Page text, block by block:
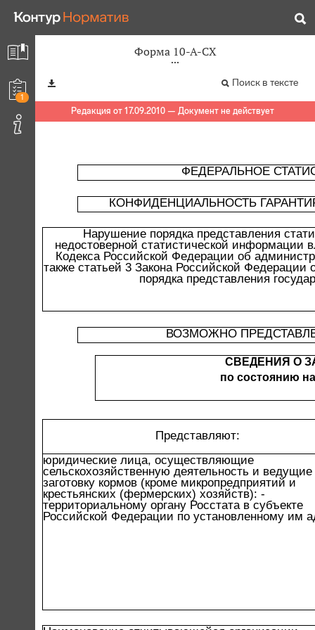
1
Форма 10-А-СХ
Поиск в тексте
Редакция от 17.09.2010 — Документ не действует
ФЕДЕРАЛЬНОЕ
КОНФИДЕНЦИАЛЬНОСТЬ
Нарушение порядка представления
недостоверной статистической информации
Кодекса Российской Федерации об
также статьей 3 Закона Российской
порядка представления
ВОЗМОЖНО
СВЕДЕНИЯ О
по состоянию
Представляют:
юридические лица, осуществляющие
сельскохозяйственную деятельность и ведущие
заготовку кормов (кроме микропредприятий и
крестьянских (фермерских) хозяйств): -
территориальному органу Росстата в субъекте
Российской Федерации по установленному им